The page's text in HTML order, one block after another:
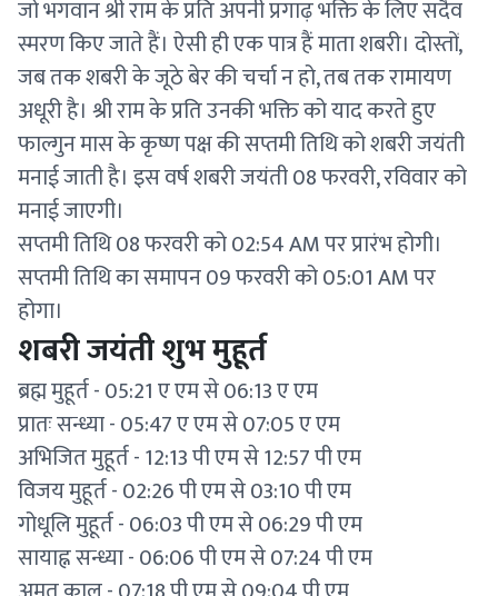
जो भगवान श्री राम के प्रति अपनी प्रगाढ़ भक्ति के लिए सदैव
स्मरण किए जाते हैं। ऐसी ही एक पात्र हैं माता शबरी। दोस्तों,
जब तक शबरी के जूठे बेर की चर्चा न हो, तब तक रामायण
अधूरी है। श्री राम के प्रति उनकी भक्ति को याद करते हुए
फाल्गुन मास के कृष्ण पक्ष की सप्तमी तिथि को शबरी जयंती
मनाई जाती है। इस वर्ष शबरी जयंती 08 फरवरी, रविवार को
मनाई जाएगी।
सप्तमी तिथि 08 फरवरी को 02:54 AM पर प्रारंभ होगी।
सप्तमी तिथि का समापन 09 फरवरी को 05:01 AM पर
होगा।
शबरी जयंती शुभ मुहूर्त
ब्रह्म मुहूर्त - 05:21 ए एम से 06:13 ए एम
प्रातः सन्ध्या - 05:47 ए एम से 07:05 ए एम
अभिजित मुहूर्त - 12:13 पी एम से 12:57 पी एम
विजय मुहूर्त - 02:26 पी एम से 03:10 पी एम
गोधूलि मुहूर्त - 06:03 पी एम से 06:29 पी एम
सायाह्न सन्ध्या - 06:06 पी एम से 07:24 पी एम